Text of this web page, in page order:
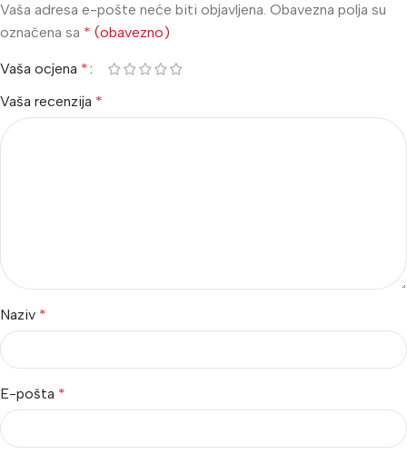
Vaša adresa e-pošte neće biti objavljena. Obavezna polja su
označena sa * (obavezno)
Vaša ocjena *
Vaša recenzija *
Naziv *
E-pošta *